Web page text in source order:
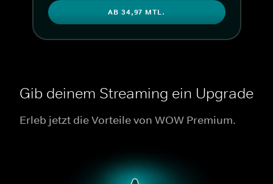
AB 34,97 MTL.
Gib deinem Streaming ein Upgrade
Erleb jetzt die Vorteile von WOW Premium.